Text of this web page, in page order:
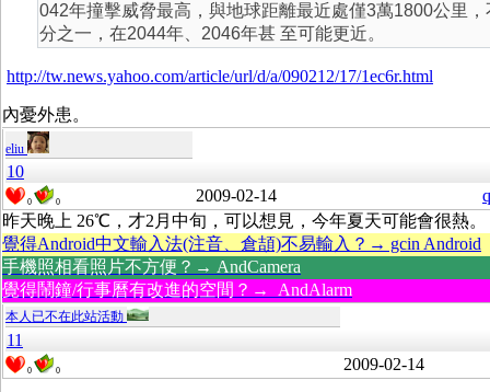
042年撞擊威脅最高，與地球距離最近處僅3萬1800公里
分之一，在2044年、2046年甚 至可能更近。
http://tw.news.yahoo.com/article/url/d/a/090212/17/1ec6r.html
內憂外患。
eliu
10
0 0 2009-02-14
昨天晚上 26℃，才2月中旬，可以想見，今年夏天可能會很熱。
覺得Android中文輸入法(注音、倉頡)不易輸入？→ gcin Android
手機照相看照片不方便？→ AndCamera
覺得鬧鐘/行事曆有改進的空間？→ AndAlarm
本人已不在此站活動
11
0 0 2009-02-14